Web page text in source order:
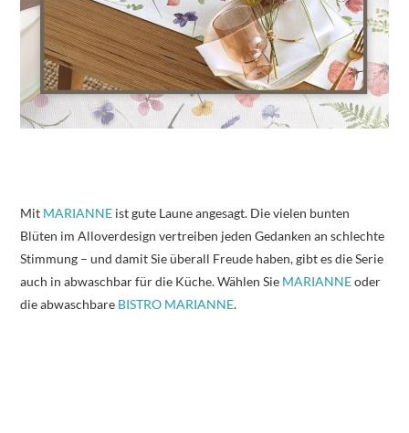
Mit MARIANNE ist gute Laune angesagt. Die vielen bunten
Blüten im Alloverdesign vertreiben jeden Gedanken an schlechte
Stimmung – und damit Sie überall Freude haben, gibt es die Serie
auch in abwaschbar für die Küche. Wählen Sie MARIANNEoder
die abwaschbare BISTRO MARIANNE.